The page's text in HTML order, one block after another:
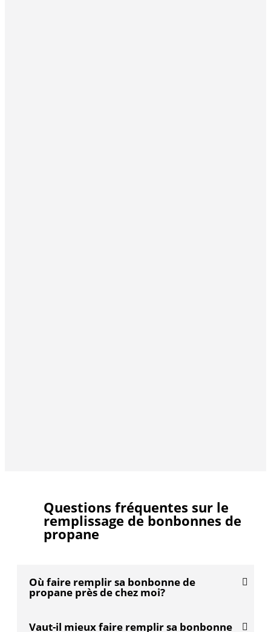
Questions fréquentes sur le
remplissage de bonbonnes de
propane
Où faire remplir sa bonbonne de
propane près de chez moi?
Vaut-il mieux faire remplir sa bonbonne